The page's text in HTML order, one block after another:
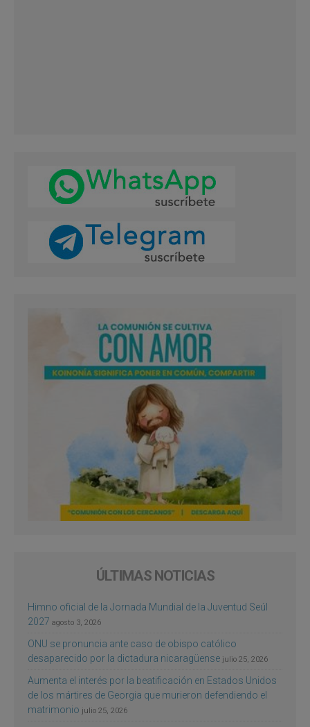
ÚLTIMAS NOTICIAS
Himno oficial de la Jornada Mundial de la Juventud Seúl
2027 agosto 3, 2026
ONU se pronuncia ante caso de obispo católico
desaparecido por la dictadura nicaragüense julio 25, 2026
Aumenta el interés por la beatificación en Estados Unidos
de los mártires de Georgia que murieron defendiendo el
matrimonio julio 25, 2026